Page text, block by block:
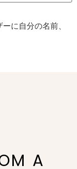
に自分の名前、
A